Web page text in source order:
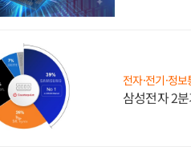
전자·전기·정보
삼성전자 2